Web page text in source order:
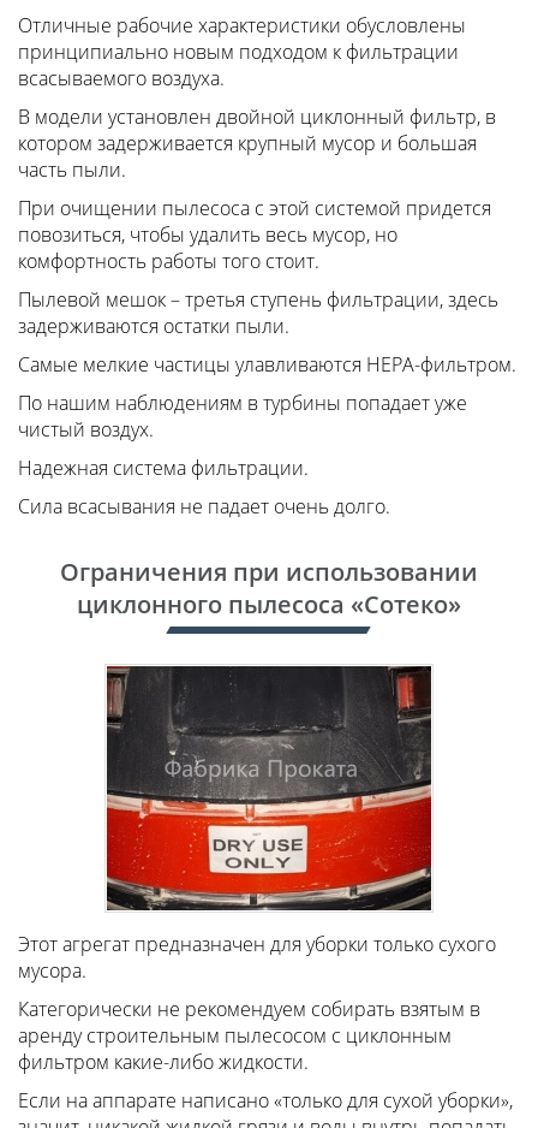
Отличные рабочие характеристики обусловлены
принципиально новым подходом к фильтрации
всасываемого воздуха.
В модели установлен двойной циклонный фильтр, в
котором задерживается крупный мусор и большая
часть пыли.
При очищении пылесоса с этой системой придется
повозиться, чтобы удалить весь мусор, но
комфортность работы того стоит.
Пылевой мешок – третья ступень фильтрации, здесь
задерживаются остатки пыли.
Самые мелкие частицы улавливаются HEPA-фильтром.
По нашим наблюдениям в турбины попадает уже
чистый воздух.
Надежная система фильтрации.
Сила всасывания не падает очень долго.
Ограничения при использовании
циклонного пылесоса «Сотеко»
Этот агрегат предназначен для уборки только сухого
мусора.
Категорически не рекомендуем собирать взятым в
аренду строительным пылесосом с циклонным
фильтром какие-либо жидкости.
Если на аппарате написано «только для сухой уборки»,